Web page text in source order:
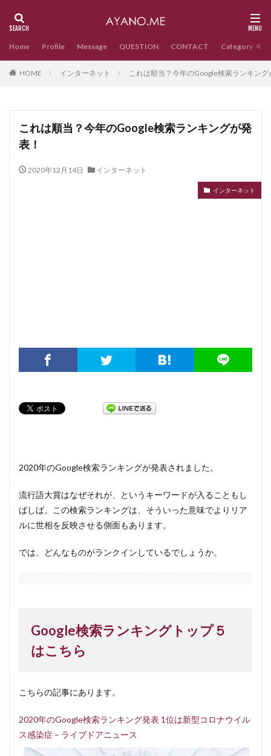
Home Profile Message QUESTION CONTACT Category
HOME インターネット これは順当？今年のGoogle検索ランキング
これは順当？今年のGoogle検索ランキングが発
表！
2020年12月14日 インターネット
インターネット
2020年のGoogle検索ランキングが発表されました。
流行語大賞はなぜそれが、というキーワードが入ることもし
ばしば。この検索ランキングは、そういった意味でよりリア
ルに世相を反映させる側面もあります。
では、どんなものがランクインしているでしょうか。
Google検索ランキングトップ５
はこちら
こちらの記事にあります。
2020年のGoogle検索ランキング発表 1位は新型コロナウイル
ス感染症 – ライブドアニュース